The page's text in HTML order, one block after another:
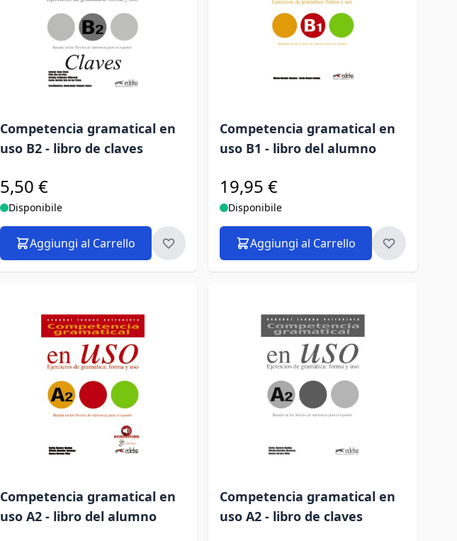
Competencia gramatical en
uso B2 - libro de claves
5,50 €
Disponibile
Aggiungi al Carrello
Competencia gramatical en
uso B1 - libro del alumno
19,95 €
Disponibile
Aggiungi al Carrello
Competencia gramatical en
uso A2 - libro del alumno
Competencia gramatical en
uso A2 - libro de claves